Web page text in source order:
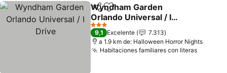
CompartirAgregar a favoritos
Wyndham Garden
Orlando Universal / I
Drive
Ver precios
3 Estrellas
9,1 Excelente
7.313
a 1.9 km de: Halloween Horror Nights
Habitaciones familiares con literasVer